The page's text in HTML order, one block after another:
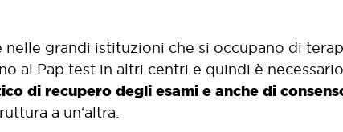
grandi istituzioni che si occupano di
al Pap test in altri centri e quindi è necessario
di recupero degli esami e anche di
a un‘altra.